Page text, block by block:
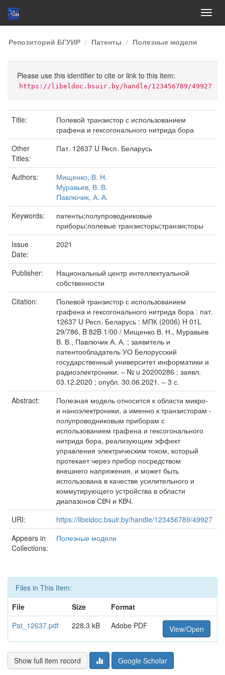
Skip
navigation
Репозиторий БГУИР Патенты Полезные модели
Please use this identifier to cite or link to this item:
https://libeldoc.bsuir.by/handle/123456789/49927
Title:
Полевой транзистор с использованием
графена и гексогонального нитрида бора
Other
Titles:
Пат. 12637 U Респ. Беларусь
Authors:
Мищенко, В. Н.
Муравьев, В. В.
Павлючик, А. А.
Keywords:
патенты;полупроводниковые
приборы;полевые транзисторы;транзисторы
Issue
Date:
2021
Publisher:
Национальный центр интеллектуальной
собственности
Citation:
Полевой транзистор с использованием
графена и гексогонального нитрида бора : пат.
12637 U Респ. Беларусь : МПК (2006) H 01L
29/786, B 82B 1/00 / Мищенко В. Н., Муравьев
В. В., Павлючик А. А. ; заявитель и
патентообладатель УО Белорусский
государственный университет информатики и
радиоэлектроники. – № u 20200286 ; заявл.
03.12.2020 ; опубл. 30.06.2021. – 3 с.
Abstract:
Полезная модель относится к области микро-
и наноэлектроники, а именно к транзисторам -
полупроводниковым приборам с
использованием графена и гексогонального
нитрида бора, реализующим эффект
управления электрическим током, который
протекает через прибор посредством
внешнего напряжения, и может быть
использована в качестве усилительного и
коммутирующего устройства в области
диапазонов СВЧ и КВЧ.
URI:
https://libeldoc.bsuir.by/handle/123456789/49927
Appears in
Collections:
Полезные модели
Files in This Item:
File
Size
Format
Pat_12637.pdf
228.3 kB Adobe PDF View/Open
Show full item record Google Scholar